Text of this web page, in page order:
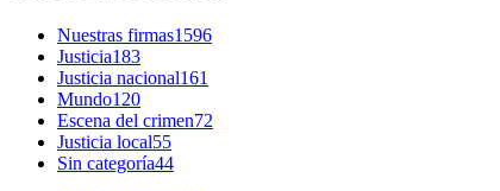
Nuestras firmas1596
Justicia183
Justicia nacional161
Mundo120
Escena del crimen72
Justicia local55
Sin categoría44